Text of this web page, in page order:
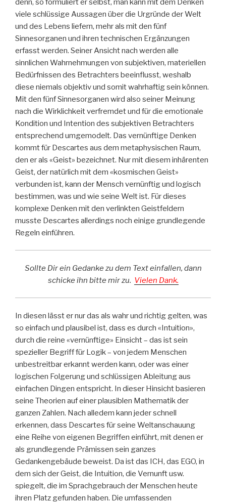
denn, so formuliert er selbst, man kann mit dem Denken
viele schlüssige Aussagen über die Urgründe der Welt
und des Lebens liefern, mehr als mit den fünf
Sinnesorganen und ihren technischen Ergänzungen
erfasst werden. Seiner Ansicht nach werden alle
sinnlichen Wahrnehmungen von subjektiven, materiellen
Bedürfnissen des Betrachters beeinflusst, weshalb
diese niemals objektiv und somit wahrhaftig sein können.
Mit den fünf Sinnesorganen wird also seiner Meinung
nach die Wirklichkeit verfremdet und für die emotionale
Kondition und Intention des subjektiven Betrachters
entsprechend umgemodelt. Das vernünftige Denken
kommt für Descartes aus dem metaphysischen Raum,
den er als «Geist» bezeichnet. Nur mit diesem inhärenten
Geist, der natürlich mit dem «kosmischen Geist»
verbunden ist, kann der Mensch vernünftig und logisch
bestimmen, was und wie seine Welt ist. Für dieses
komplexe Denken mit den verlinkten Geistfeldern
musste Descartes allerdings noch einige grundlegende
Regeln einführen.
Sollte Dir ein Gedanke zu dem Text einfallen, dann
schicke ihn bitte mir zu. Vielen Dank.
In diesen lässt er nur das als wahr und richtig gelten, was
so einfach und plausibel ist, dass es durch «Intuition»,
durch die reine «vernünftige» Einsicht – das ist sein
spezieller Begriff für Logik – von jedem Menschen
unbestreitbar erkannt werden kann, oder was einer
logischen Folgerung und schlüssigen Ableitung aus
einfachen Dingen entspricht. In dieser Hinsicht basieren
seine Theorien auf einer plausiblen Mathematik der
ganzen Zahlen. Nach alledem kann jeder schnell
erkennen, dass Descartes für seine Weltanschauung
eine Reihe von eigenen Begriffen einführt, mit denen er
als grundlegende Prämissen sein ganzes
Gedankengebäude beweist. Da ist das ICH, das EGO, in
dem sich der Geist, die Intuition, die Vernunft usw.
spiegelt, die im Sprachgebrauch der Menschen heute
ihren Platz gefunden haben. Die umfassenden